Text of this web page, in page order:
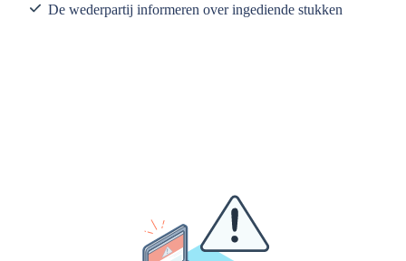
De wederpartij informeren over ingediende stukken